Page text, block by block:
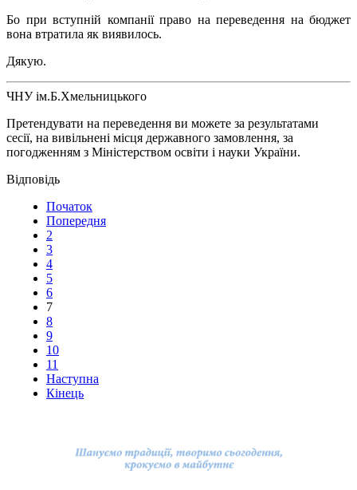
Бо при вступній компанії право на переведення на бюджет
вона втратила як виявилось.
Дякую.
ЧНУ ім.Б.Хмельницького
Претендувати на переведення ви можете за результатами
сесії, на вивільнені місця державного замовлення, за
погодженням з Міністерством освіти і науки України.
Початок
Попередня
2
3
4
5
6
7
8
9
10
11
Наступна
Кінець